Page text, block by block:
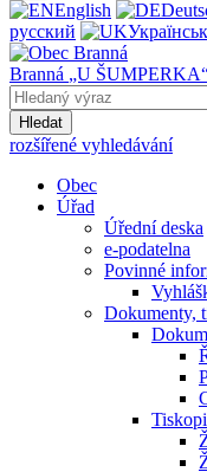
English
русский
Branná „U
Hledat
rozšířené vyhledávání
Obec
Úřad
Úřední deska
e-podatelna
Povinné
Dokumenty,